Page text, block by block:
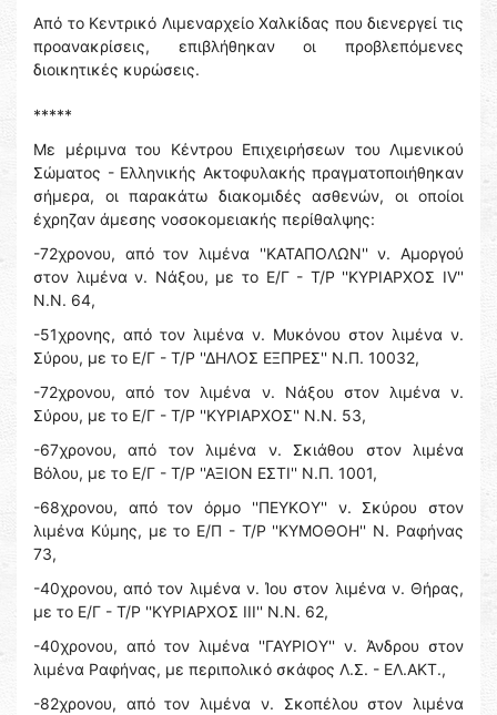
Από το Κεντρικό Λιμεναρχείο Χαλκίδας που διενεργεί τις
προανακρίσεις, επιβλήθηκαν οι προβλεπόμενες
διοικητικές κυρώσεις.
*****
Με μέριμνα του Κέντρου Επιχειρήσεων του Λιμενικού
Σώματος - Ελληνικής Ακτοφυλακής πραγματοποιήθηκαν
σήμερα, οι παρακάτω διακομιδές ασθενών, οι οποίοι
έχρηζαν άμεσης νοσοκομειακής περίθαλψης:
-72χρονου, από τον λιμένα ''ΚΑΤΑΠΟΛΩΝ'' ν. Αμοργού
στον λιμένα ν. Νάξου, με το Ε/Γ - Τ/Ρ ''ΚΥΡΙΑΡΧΟΣ ΙV''
Ν.N. 64,
-51χρονης, από τον λιμένα ν. Μυκόνου στον λιμένα ν.
Σύρου, με το Ε/Γ - Τ/Ρ ''ΔΗΛΟΣ ΕΞΠΡΕΣ'' Ν.Π. 10032,
-72χρονου, από τον λιμένα ν. Νάξου στον λιμένα ν.
Σύρου, με το Ε/Γ - Τ/Ρ ''ΚΥΡΙΑΡΧΟΣ'' Ν.Ν. 53,
-67χρονου, από τον λιμένα ν. Σκιάθου στον λιμένα
Βόλου, με το Ε/Γ - Τ/Ρ ''ΑΞΙΟΝ ΕΣΤΙ'' Ν.Π. 1001,
-68χρονου, από τον όρμο ''ΠΕΥΚΟΥ'' ν. Σκύρου στον
λιμένα Κύμης, με το Ε/Π - Τ/Ρ ''ΚΥΜΟΘΟΗ'' Ν. Ραφήνας
73,
-40χρονου, από τον λιμένα ν. Ίου στον λιμένα ν. Θήρας,
με το Ε/Γ - Τ/Ρ ''ΚΥΡΙΑΡΧΟΣ ΙΙΙ'' Ν.Ν. 62,
-40χρονου, από τον λιμένα ''ΓΑΥΡΙΟΥ'' ν. Άνδρου στον
λιμένα Ραφήνας, με περιπολικό σκάφος Λ.Σ. - ΕΛ.ΑΚΤ.,
-82χρονου, από τον λιμένα ν. Σκοπέλου στον λιμένα